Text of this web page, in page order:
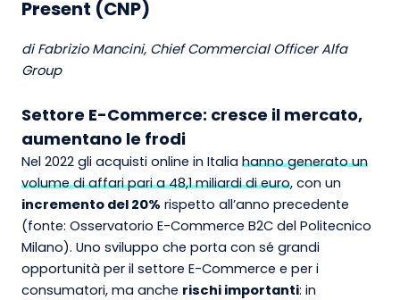
Present (CNP)
di Fabrizio Mancini, Chief Commercial Officer Alfa
Group
Settore E-Commerce: cresce il mercato,
aumentano le frodi
Nel 2022 gli acquisti online in Italia hanno generato un
volume di affari pari a 48,1 miliardi di euro, con un
incremento del 20% rispetto all’anno precedente
(fonte: Osservatorio E-Commerce B2C del Politecnico
Milano). Uno sviluppo che porta con sé grandi
opportunità per il settore E-Commerce e per i
consumatori, ma anche rischi importanti: in